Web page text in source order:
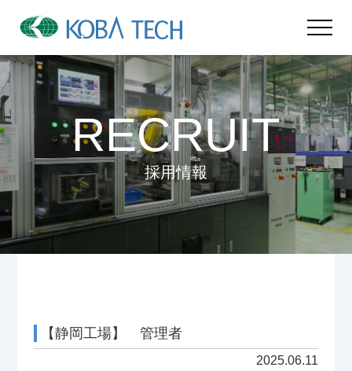
RECRUIT
採用情報
【静岡工場】 管理者
2025.06.11